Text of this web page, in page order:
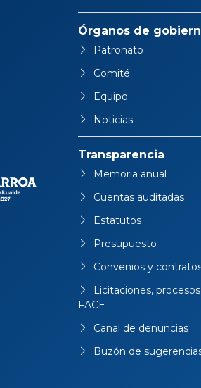
Comité
Equipo
Transparencia
Memoria anual
Cuentas auditadas
Estatutos
FACE
Canal de denuncias
Buzón de sugerencias